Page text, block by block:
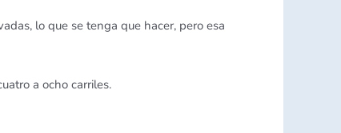
lo que se tenga que hacer, pero esa
a ocho carriles.